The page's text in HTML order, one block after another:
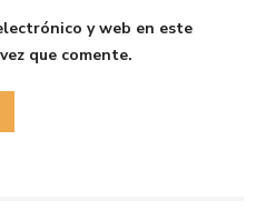
y web en este
que comente.